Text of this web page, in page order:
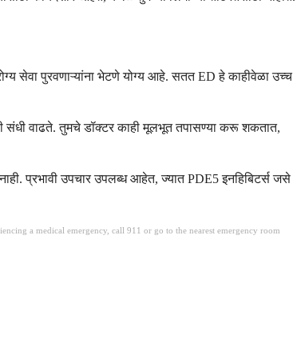
सेवा पुरवणाऱ्यांना भेटणे योग्य आहे. सतत ED हे काहीवेळा उच्च
संधी वाढते. तुमचे डॉक्टर काही मूलभूत तपासण्या करू शकतात,
प्रभावी उपचार उपलब्ध आहेत, ज्यात PDE5 इनहिबिटर्स जसे
a medical emergency, call 911 or go to the nearest emergency room